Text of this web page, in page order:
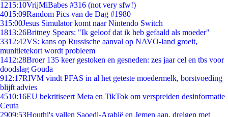
1215:10VrijMiBabes #316 (not very sfw!)
4015:09Random Pics van de Dag #1980
315:00Jesus Simulator komt naar Nintendo Switch
1813:26Britney Spears: "Ik geloof dat ik heb gefaald als moeder"
3312:42VS: kans op Russische aanval op NAVO-land groeit,
munitietekort wordt probleem
1412:28Broer 135 keer gestoken en gesneden: zes jaar cel en tbs voor
doodslag Gouda
912:17RIVM vindt PFAS in al het geteste moedermelk, borstvoeding
blijft advies
4510:16EU bekritiseert Meta en TikTok om verspreiden desinformatie
Ceuta
2909:53Houthi's vallen Saoedi-Arabië en Jemen aan, dreigen met